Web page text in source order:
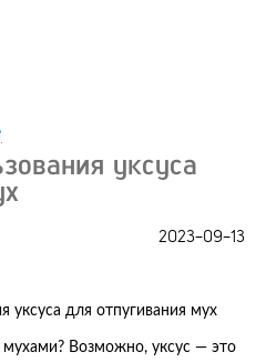
уксуса
2023-09-13
Возможно, уксус — это